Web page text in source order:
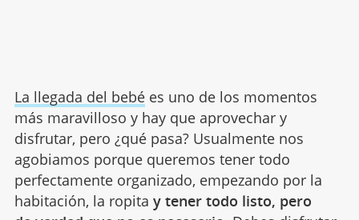
La llegada del bebées uno de los momentos
más maravilloso y hay que aprovechar y
disfrutar, pero ¿qué pasa? Usualmente nos
agobiamos porque queremos tener todo
perfectamente organizado, empezando por la
habitación, la ropita y tener todo listo, pero